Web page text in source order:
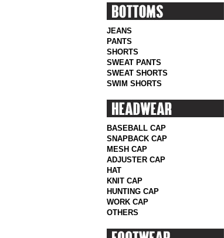
JEANS
PANTS
SHORTS
SWEAT PANTS
SWEAT SHORTS
SWIM SHORTS
BASEBALL CAP
SNAPBACK CAP
MESH CAP
ADJUSTER CAP
HAT
KNIT CAP
HUNTING CAP
WORK CAP
OTHERS